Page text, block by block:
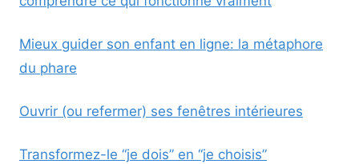
Mieux guider son enfant en ligne: la métaphore
du phare
Ouvrir (ou refermer) ses fenêtres intérieures
Transformez-le “je dois” en “je choisis”